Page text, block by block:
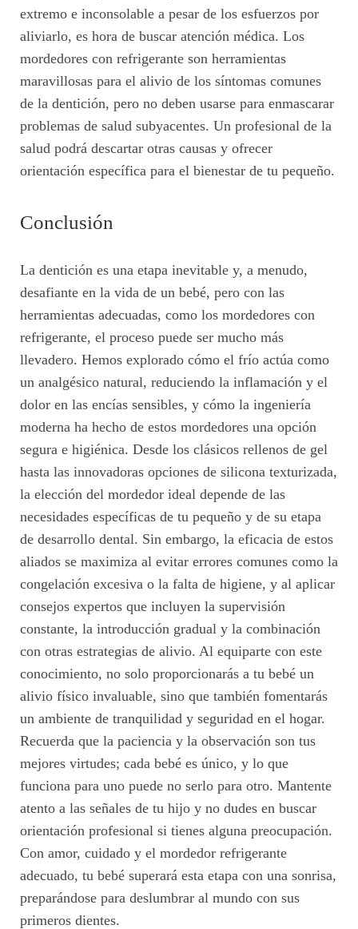
extremo e inconsolable a pesar de los esfuerzos por
aliviarlo, es hora de buscar atención médica. Los
mordedores con refrigerante son herramientas
maravillosas para el alivio de los síntomas comunes
de la dentición, pero no deben usarse para enmascarar
problemas de salud subyacentes. Un profesional de la
salud podrá descartar otras causas y ofrecer
orientación específica para el bienestar de tu pequeño.
Conclusión
La dentición es una etapa inevitable y, a menudo,
desafiante en la vida de un bebé, pero con las
herramientas adecuadas, como los mordedores con
refrigerante, el proceso puede ser mucho más
llevadero. Hemos explorado cómo el frío actúa como
un analgésico natural, reduciendo la inflamación y el
dolor en las encías sensibles, y cómo la ingeniería
moderna ha hecho de estos mordedores una opción
segura e higiénica. Desde los clásicos rellenos de gel
hasta las innovadoras opciones de silicona texturizada,
la elección del mordedor ideal depende de las
necesidades específicas de tu pequeño y de su etapa
de desarrollo dental. Sin embargo, la eficacia de estos
aliados se maximiza al evitar errores comunes como la
congelación excesiva o la falta de higiene, y al aplicar
consejos expertos que incluyen la supervisión
constante, la introducción gradual y la combinación
con otras estrategias de alivio. Al equiparte con este
conocimiento, no solo proporcionarás a tu bebé un
alivio físico invaluable, sino que también fomentarás
un ambiente de tranquilidad y seguridad en el hogar.
Recuerda que la paciencia y la observación son tus
mejores virtudes; cada bebé es único, y lo que
funciona para uno puede no serlo para otro. Mantente
atento a las señales de tu hijo y no dudes en buscar
orientación profesional si tienes alguna preocupación.
Con amor, cuidado y el mordedor refrigerante
adecuado, tu bebé superará esta etapa con una sonrisa,
preparándose para deslumbrar al mundo con sus
primeros dientes.